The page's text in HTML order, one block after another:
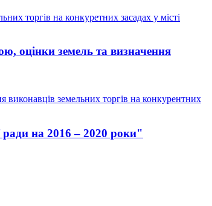
торгів на конкуретних засадах у місті
оцінки земель та визначення
земельних торгів на конкурентних
ради на 2016 – 2020 роки"